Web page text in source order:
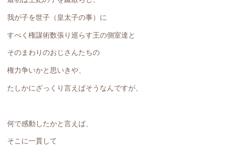
我が子を世子（皇太子の事）に
すべく権謀術数張り巡らす王の側室達と
そのまわりのおじさんたちの
権力争いかと思いきや、
たしかにざっくり言えばそうなんですが、
何で感動したかと言えば、
そこに一貫して